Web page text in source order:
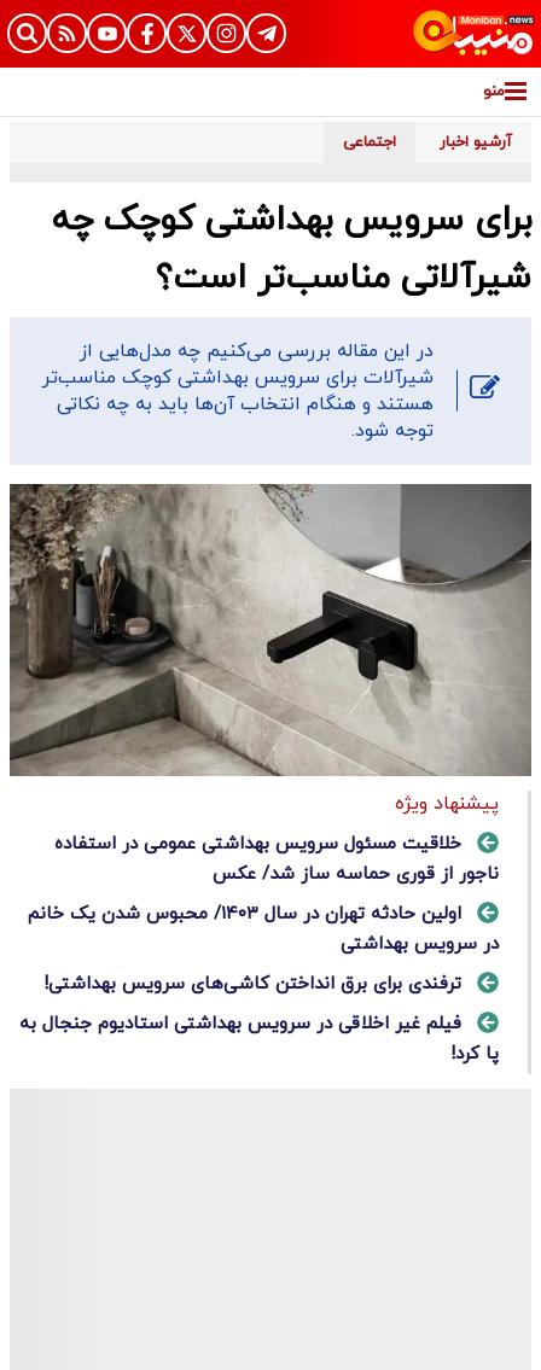
منو
آرشیو اخبار اجتماعی
برای سرویس بهداشتی کوچک چه
شیرآلاتی مناسب‌تر است؟
در این مقاله بررسی می‌کنیم چه مدل‌هایی از
شیرآلات برای سرویس بهداشتی کوچک مناسب‌تر
هستند و هنگام انتخاب آن‌ها باید به چه نکاتی
توجه شود.
پیشنهاد ویژه
خلاقیت مسئول سرویس بهداشتی عمومی در استفاده
ناجور از قوری حماسه ساز شد/ عکس
اولین حادثه تهران در سال ۱۴۰۳/ محبوس شدن یک خانم
در سرویس بهداشتی
ترفندی برای برق انداختن کاشی‌های سرویس بهداشتی!
فیلم غیر اخلاقی در سرویس بهداشتی استادیوم جنجال به
پا کرد!